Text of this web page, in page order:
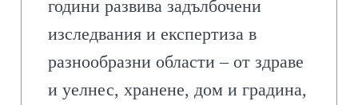
години развива задълбочени
изследвания и експертиза в
разнообразни области – от здраве
и уелнес, хранене, дом и градина,